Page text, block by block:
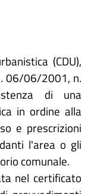
(CDU),
06/06/2001, n.
di una
in ordine alla
e prescrizioni
l'area o gli
comunale.
nel certificato